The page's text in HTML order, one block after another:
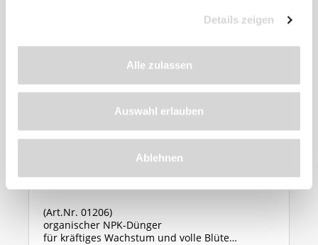
Details zeigen
Alle zulassen
Auswahl erlauben
Ablehnen
Azet® StaudenDünger
(Art.Nr. 01206)
organischer NPK-Dünger
für kräftiges Wachstum und volle Blüte